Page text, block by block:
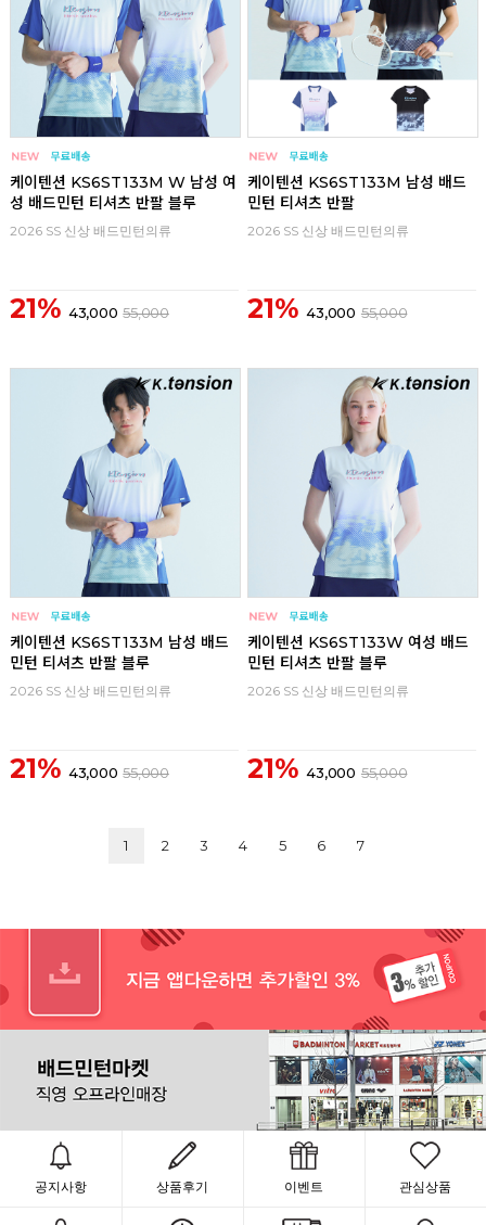
케이텐션 KS6ST133M W 남성 여
성 배드민턴 티셔츠 반팔 블루
2026 SS 신상 배드민턴의류
21% 43,000 55,000
케이텐션 KS6ST133M 남성 배드
민턴 티셔츠 반팔
2026 SS 신상 배드민턴의류
21% 43,000 55,000
케이텐션 KS6ST133M 남성 배드
민턴 티셔츠 반팔 블루
2026 SS 신상 배드민턴의류
21% 43,000 55,000
케이텐션 KS6ST133W 여성 배드
민턴 티셔츠 반팔 블루
2026 SS 신상 배드민턴의류
21% 43,000 55,000
1 2 3 4 5 6 7
공지사항 상품후기 이벤트 관심상품